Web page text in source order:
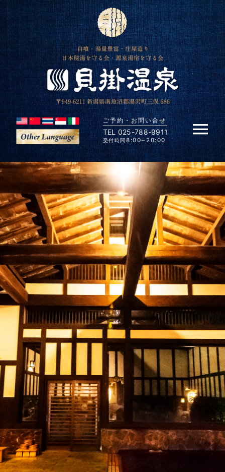
Skip
content
ご予約・お問い合せ
TEL 025-788-9911
受付時間 8:00~20:00
HOME
貝掛温泉の歴史
貝掛温泉の湯力
日帰り温泉
お料理
客室
アクセス
ご利用案内・料金
ご予約